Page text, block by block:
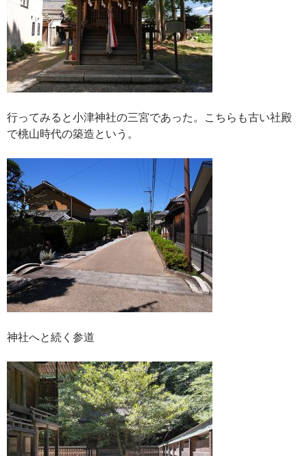
行ってみると小津神社の三宮であった。こちらも古い社殿
で桃山時代の築造という。
神社へと続く参道